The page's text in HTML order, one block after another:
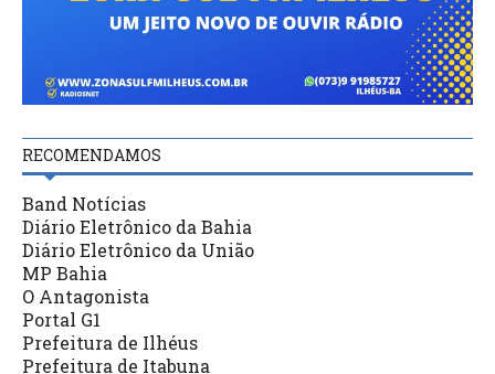
RECOMENDAMOS
Band Notícias
Diário Eletrônico da Bahia
Diário Eletrônico da União
MP Bahia
O Antagonista
Portal G1
Prefeitura de Ilhéus
Prefeitura de Itabuna